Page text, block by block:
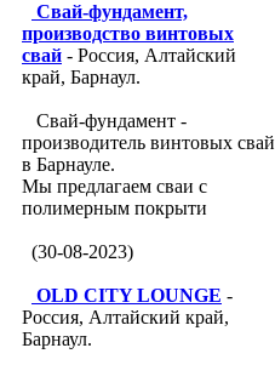
Свай-фундамент,
производство винтовых
свай - Россия, Алтайский
край, Барнаул.
Свай-фундамент -
производитель винтовых свай
в Барнауле.
Мы предлагаем сваи с
полимерным покрыти
(30-08-2023)
OLD CITY LOUNGE -
Россия, Алтайский край,
Барнаул.